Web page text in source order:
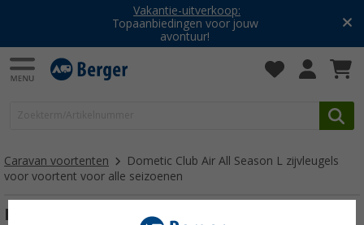
Vakantie-uitverkoop:
Topaanbiedingen voor jouw
avontuur!
Caravan voortenten
Dometic Club Air All Season L zijvleugels
voor voortent voor alle seizoenen
Dometic Club Air All Season L zijvleugels